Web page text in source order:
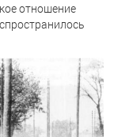
отношение